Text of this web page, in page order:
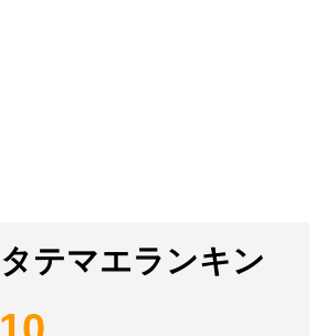
タテマエランキン